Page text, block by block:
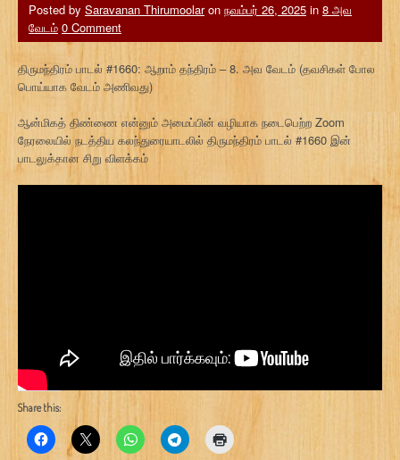
Posted by Saravanan Thirumoolaron நவம்பர் 26, 2025 in 8 அவ
வேடம் 0 Comment
திருமந்திரம் பாடல் #1660: ஆறாம் தந்திரம் – 8. அவ வேடம் (தவசிகள் போல
பொய்யாக வேடம் அணிவது)
ஆன்மிகத் திண்ணை என்னும் அமைப்பின் வழியாக நடைபெற்ற Zoom
நேரலையில் நடத்திய கலந்துரையாடலில் திருமந்திரம் பாடல் #1660 இன்
பாடலுக்கான சிறு விளக்கம்
Share this: